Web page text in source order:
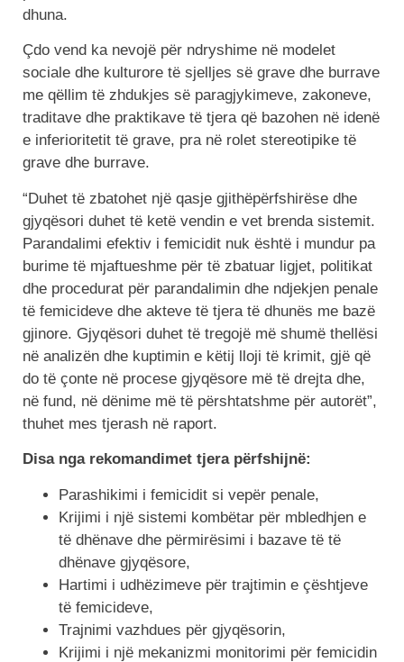
dhuna.
Çdo vend ka nevojë për ndryshime në modelet
sociale dhe kulturore të sjelljes së grave dhe burrave
me qëllim të zhdukjes së paragjykimeve, zakoneve,
traditave dhe praktikave të tjera që bazohen në idenë
e inferioritetit të grave, pra në rolet stereotipike të
grave dhe burrave.
“Duhet të zbatohet një qasje gjithëpërfshirëse dhe
gjyqësori duhet të ketë vendin e vet brenda sistemit.
Parandalimi efektiv i femicidit nuk është i mundur pa
burime të mjaftueshme për të zbatuar ligjet, politikat
dhe procedurat për parandalimin dhe ndjekjen penale
të femicideve dhe akteve të tjera të dhunës me bazë
gjinore. Gjyqësori duhet të tregojë më shumë thellësi
në analizën dhe kuptimin e këtij lloji të krimit, gjë që
do të çonte në procese gjyqësore më të drejta dhe,
në fund, në dënime më të përshtatshme për autorët”,
thuhet mes tjerash në raport.
Disa nga rekomandimet tjera përfshijnë:
Parashikimi i femicidit si vepër penale,
Krijimi i një sistemi kombëtar për mbledhjen e
të dhënave dhe përmirësimi i bazave të të
dhënave gjyqësore,
Hartimi i udhëzimeve për trajtimin e çështjeve
të femicideve,
Trajnimi vazhdues për gjyqësorin,
Krijimi i një mekanizmi monitorimi për femicidin